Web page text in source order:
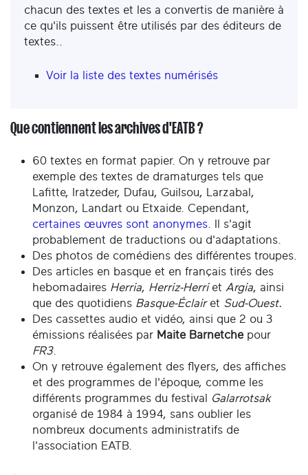
chacun des textes et les a convertis de manière à
ce qu'ils puissent être utilisés par des éditeurs de
textes..
Voir la liste des textes numérisés
Que contiennent les archives d'EATB ?
60 textes en format papier. On y retrouve par
exemple des textes de dramaturges tels que
Lafitte, Iratzeder, Dufau, Guilsou, Larzabal,
Monzon, Landart ou Etxaide. Cependant,
certaines œuvres sont anonymes . Il s'agit
probablement de traductions ou d'adaptations.
Des photos de comédiens des différentes troupes.
Des articles en basque et en français tirés des
hebomadaires Herria, Herriz-Herriet Argia, ainsi
que des quotidiens Basque-Éclairet Sud-Ouest.
Des cassettes audio et vidéo, ainsi que 2 ou 3
émissions réalisées par Maite Barnetchepour
FR3.
On y retrouve également des flyers, des affiches
et des programmes de l'époque, comme les
différents programmes du festival
Galarrotsak
organisé de 1984 à 1994, sans oublier les
nombreux documents administratifs de
l'association EATB.